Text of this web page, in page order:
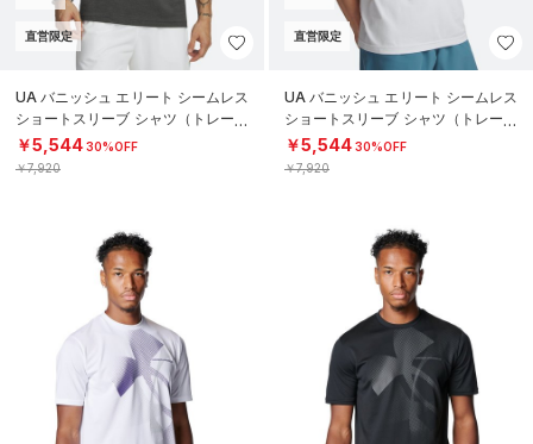
直営限定
UA バニッシュ エリート シームレス
ショートスリーブ シャツ（トレーニ
ング/MEN）
￥5,54430%OFF
￥7,920
直営限定
UA バニッシュ エリート シームレス
ショートスリーブ シャツ（トレーニ
ング/MEN）
￥5,54430%OFF
￥7,920